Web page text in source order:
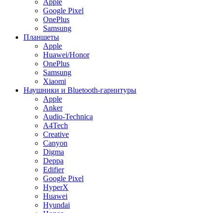
Apple
Google Pixel
OnePlus
Samsung
Планшеты
Apple
Huawei/Honor
OnePlus
Samsung
Xiaomi
Наушники и Bluetooth-гарнитуры
Apple
Anker
Audio-Technica
A4Tech
Creative
Canyon
Digma
Deppa
Edifier
Google Pixel
HyperX
Huawei
Hyundai